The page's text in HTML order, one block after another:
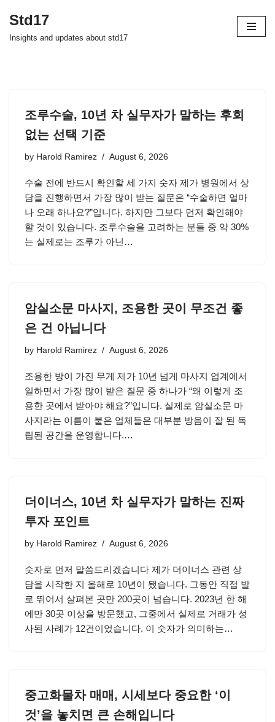
Skip
Std17
Insights and updates about std17
조루수술, 10년 차 실무자가 말하는 후회
없는 선택 기준
by Harold Ramirez August 6, 2026
수술 전에 반드시 확인할 세 가지 숫자 제가 병원에서 상
담을 진행하면서 가장 많이 받는 질문은 “수술하면 얼마
나 오래 하나요?”입니다. 하지만 그보다 먼저 확인해야
할 것이 있습니다. 조루수술을 고려하는 분들 중 약 30%
는 실제로는 조루가 아닌…
암실소문 마사지, 조용한 곳이 무조건 좋
은 건 아닙니다
by Harold Ramirez August 6, 2026
조용한 방이 가진 무게 제가 10년 넘게 마사지 업계에서
일하면서 가장 많이 받은 질문 중 하나가 “왜 이렇게 조
용한 곳에서 받아야 해요?”입니다. 실제로 암실소문 마
사지라는 이름이 붙은 업체들은 대부분 방음이 잘 된 독
립된 공간을 운영합니다.…
더이너스, 10년 차 실무자가 말하는 진짜
투자 포인트
by Harold Ramirez August 6, 2026
숫자로 먼저 말씀드리겠습니다 제가 더이너스 관련 상
담을 시작한 지 올해로 10년이 됐습니다. 그동안 직접 발
로 뛰어서 살펴본 곳만 200곳이 넘습니다. 2023년 한 해
에만 30곳 이상을 방문했고, 그중에서 실제로 거래가 성
사된 사례가 12건이었습니다. 이 숫자가 의미하는…
중고화물차 매매, 시세보다 중요한 ‘이
것’을 놓치면 큰 손해입니다